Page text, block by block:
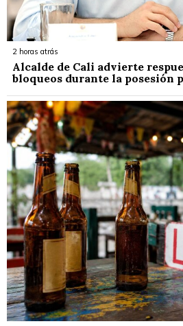
2 horas atrás
Alcalde de Cali advierte
bloqueos durante la posesión